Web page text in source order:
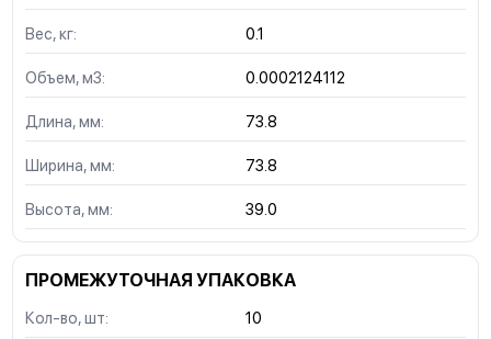
Вес, кг: 0.1
Объем, м3: 0.0002124112
Длина, мм: 73.8
Ширина, мм: 73.8
Высота, мм: 39.0
ПРОМЕЖУТОЧНАЯ УПАКОВКА
Кол-во, шт: 10